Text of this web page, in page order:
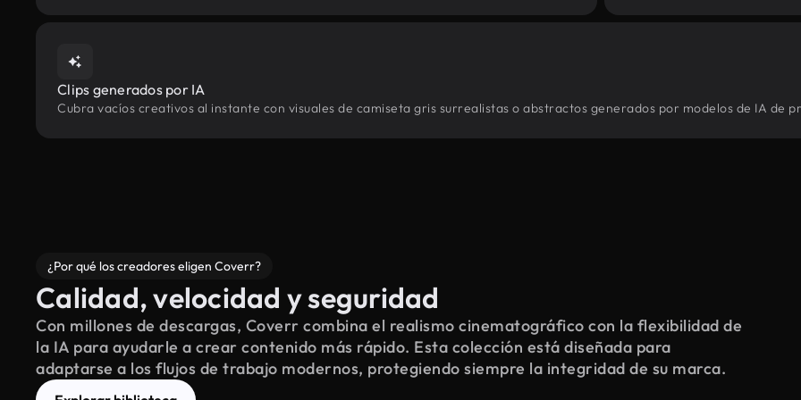
Clips generados por IA
Cubra vacíos creativos al instante con visuales de camiseta gris surrealistas o abstractos generados por modelos de IA de
¿Por qué los creadores eligen Coverr?
Calidad, velocidad y seguridad
Con millones de descargas, Coverr combina el realismo cinematográfico con la flexibilidad de
la IA para ayudarle a crear contenido más rápido. Esta colección está diseñada para
adaptarse a los flujos de trabajo modernos, protegiendo siempre la integridad de su marca.